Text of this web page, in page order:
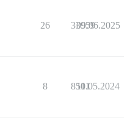
26 33959
09.06.2025
8 8501
11.05.2024